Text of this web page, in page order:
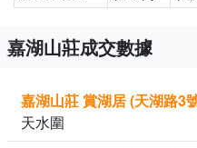
嘉湖山莊成交數據
嘉湖山莊 賞湖居 (天湖路3
天水圍